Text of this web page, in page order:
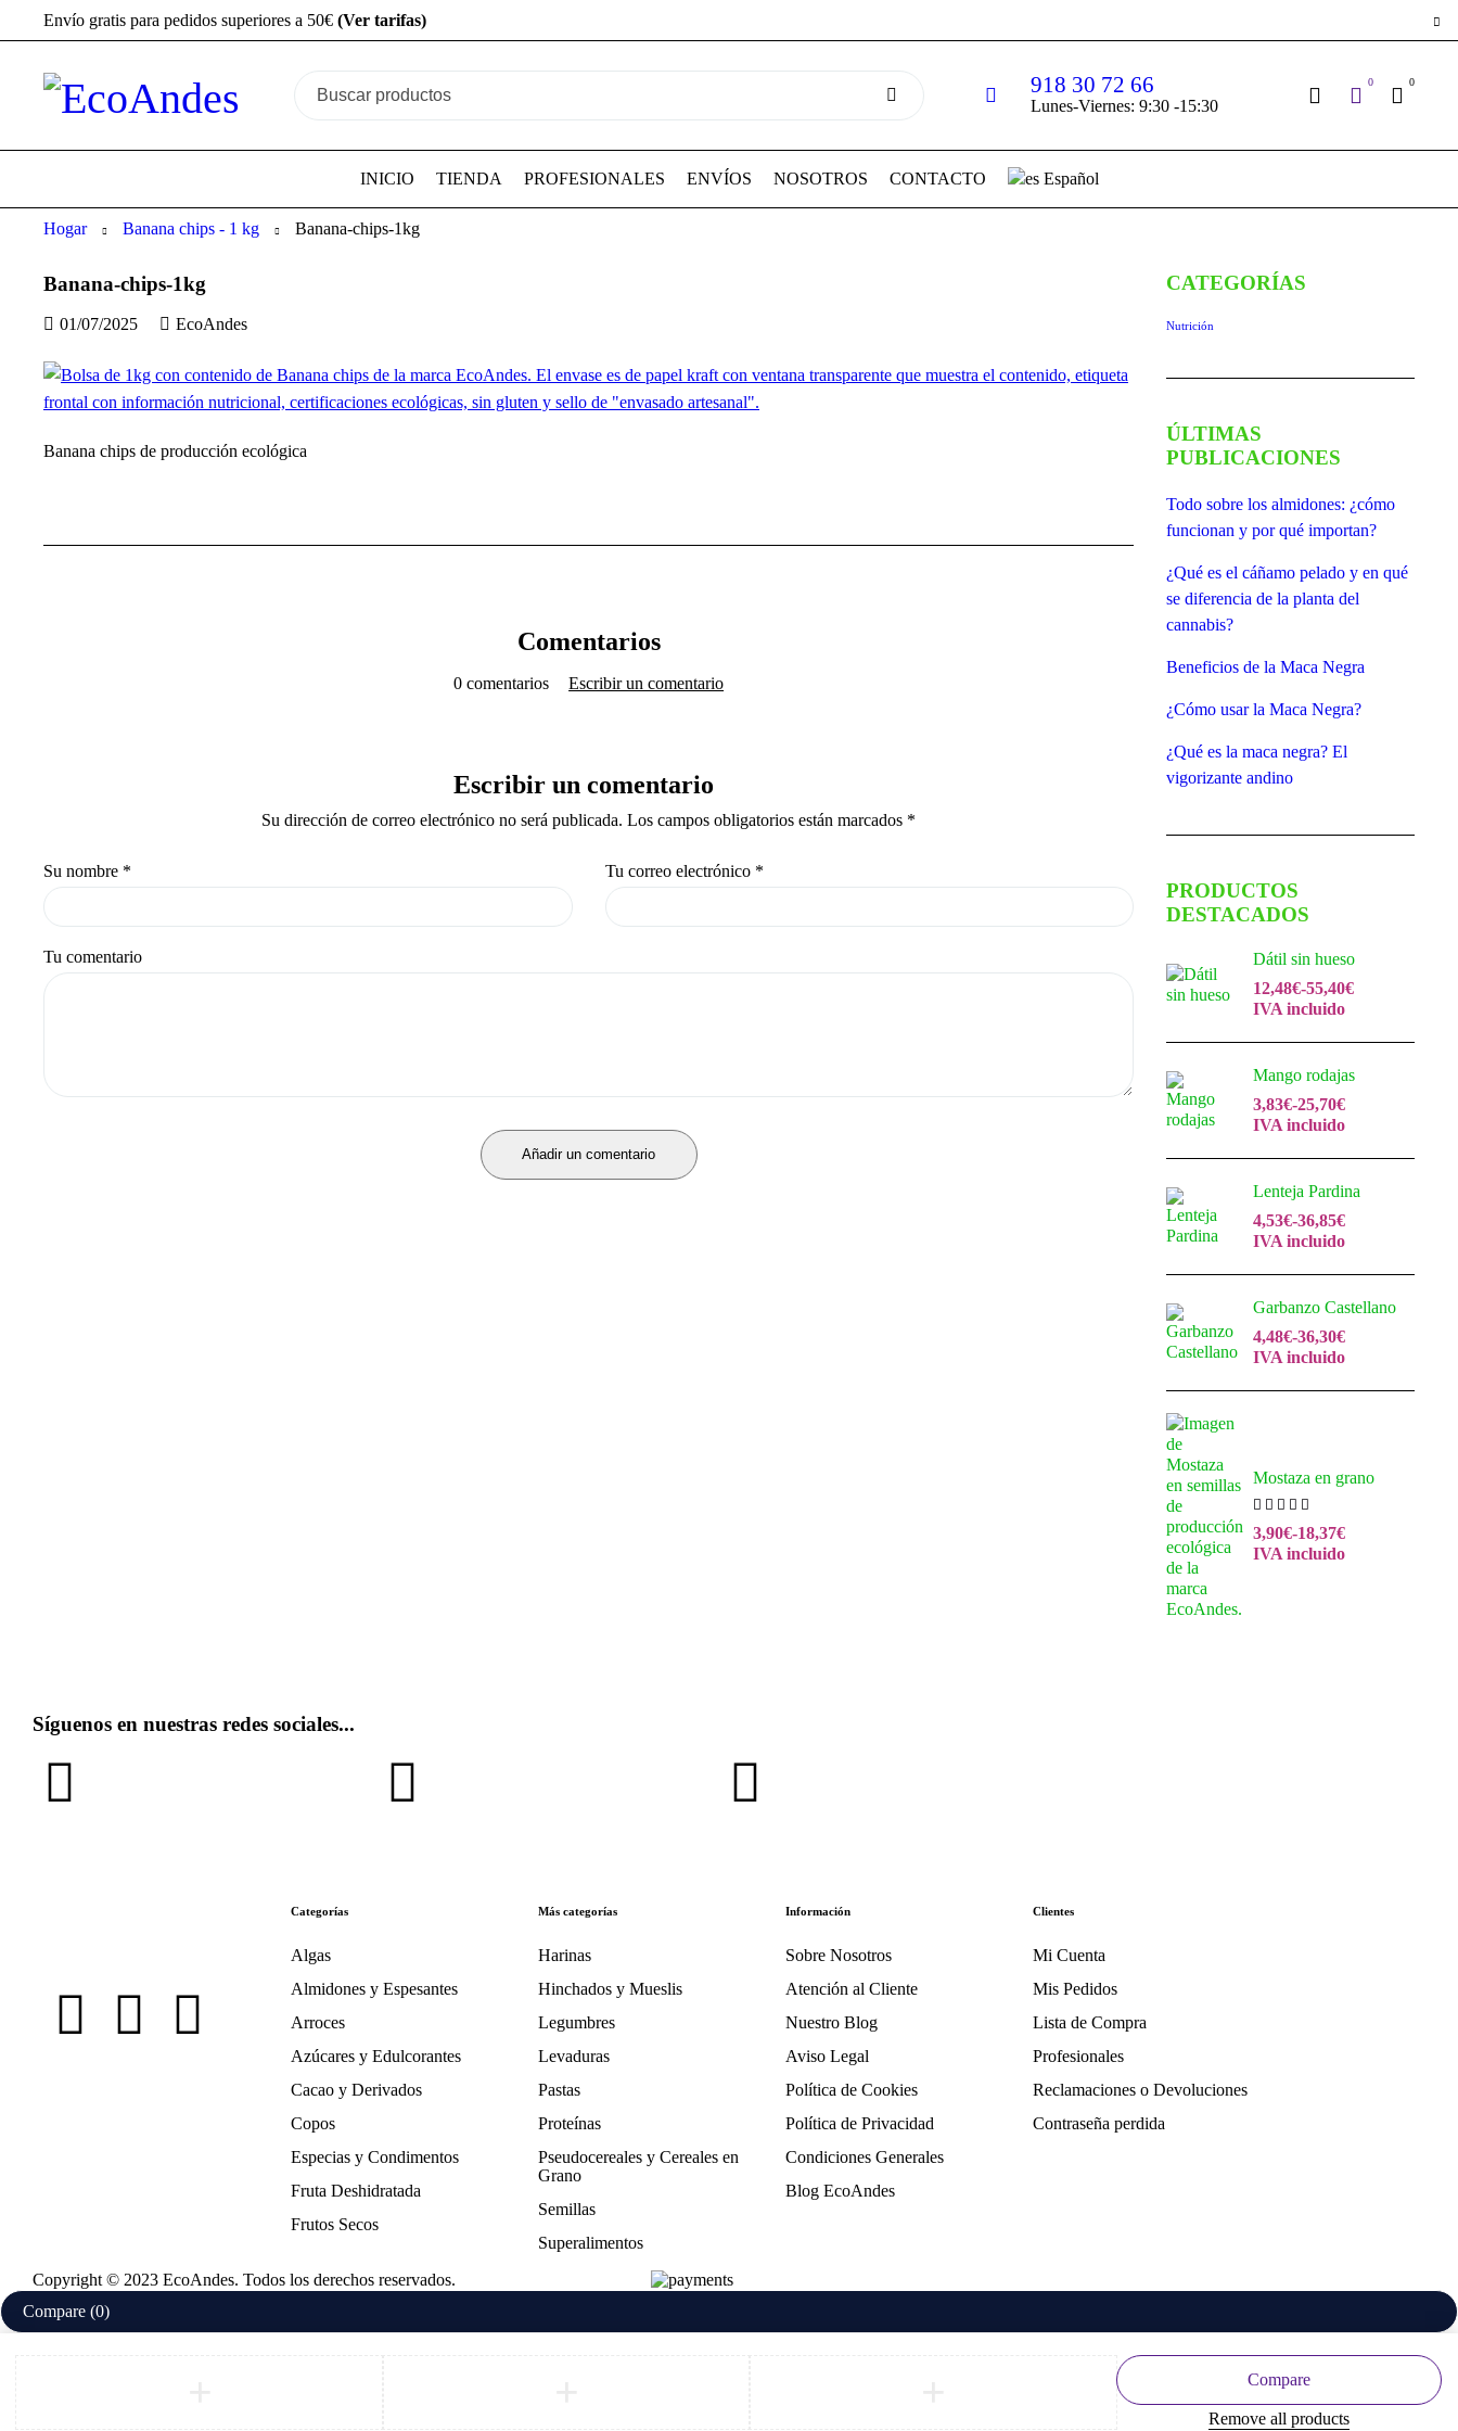
Envío gratis para pedidos superiores a 50€ (Ver tarifas)
918 30 72 66
Lunes-Viernes: 9:30 -15:30
0 0
INICIO TIENDA PROFESIONALES ENVÍOS NOSOTROS CONTACTO Español
Hogar Banana chips - 1 kg Banana-chips-1kg
Banana-chips-1kg
01/07/2025 EcoAndes
Banana chips de producción ecológica
Comentarios
0 comentarios Escribir un comentario
Escribir un comentario
Su dirección de correo electrónico no será publicada. Los campos obligatorios están marcados *
Su nombre * Tu correo electrónico *
Tu comentario
Añadir un comentario
CATEGORÍAS
Nutrición
ÚLTIMAS
PUBLICACIONES
Todo sobre los almidones: ¿cómo
funcionan y por qué importan?
¿Qué es el cáñamo pelado y en qué
se diferencia de la planta del
cannabis?
Beneficios de la Maca Negra
¿Cómo usar la Maca Negra?
¿Qué es la maca negra? El
vigorizante andino
PRODUCTOS
DESTACADOS
Dátil sin hueso
12,48€-55,40€
IVA incluido
Mango rodajas
3,83€-25,70€
IVA incluido
Lenteja Pardina
4,53€-36,85€
IVA incluido
Garbanzo Castellano
4,48€-36,30€
IVA incluido
Mostaza en grano
3,90€-18,37€
IVA incluido
Síguenos en nuestras redes sociales...
Categorías
Algas
Almidones y Espesantes
Arroces
Azúcares y Edulcorantes
Cacao y Derivados
Copos
Especias y Condimentos
Fruta Deshidratada
Frutos Secos
Más categorías
Harinas
Hinchados y Mueslis
Legumbres
Levaduras
Pastas
Proteínas
Pseudocereales y Cereales en
Grano
Semillas
Superalimentos
Información
Sobre Nosotros
Atención al Cliente
Nuestro Blog
Aviso Legal
Política de Cookies
Política de Privacidad
Condiciones Generales
Blog EcoAndes
Clientes
Mi Cuenta
Mis Pedidos
Lista de Compra
Profesionales
Reclamaciones o Devoluciones
Contraseña perdida
Copyright © 2023 EcoAndes. Todos los derechos reservados.
Compare (0)
Compare
Remove all products